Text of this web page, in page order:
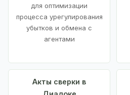
для оптимизации
процесса урегулирования
убытков и обмена с
агентами
Акты сверки в